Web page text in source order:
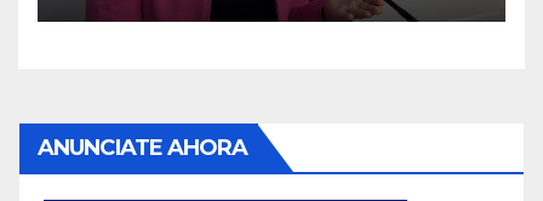
ANUNCIATE AHORA